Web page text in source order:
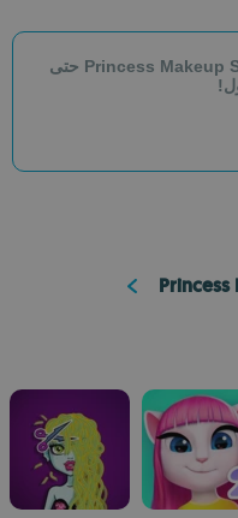
لا توجد آراء حول Princess Makeup Salon Girl Games حتى